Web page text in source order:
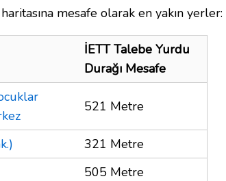
mesafe olarak en yakın yerler:
İETT Talebe Yurdu
Durağı Mesafe
521 Metre
321 Metre
505 Metre